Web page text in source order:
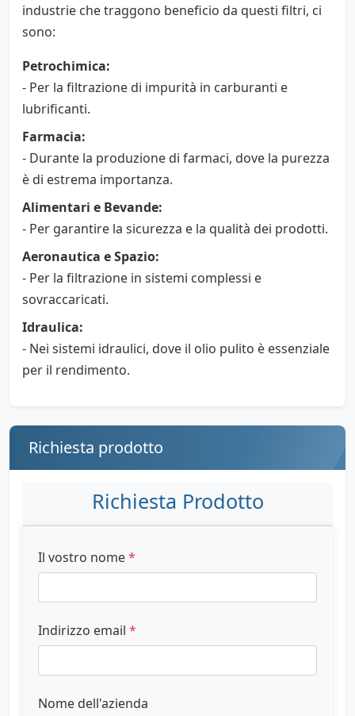
industrie che traggono beneficio da questi filtri, ci
sono:
Petrochimica:
- Per la filtrazione di impurità in carburanti e
lubrificanti.
Farmacia:
- Durante la produzione di farmaci, dove la purezza
è di estrema importanza.
Alimentari e Bevande:
- Per garantire la sicurezza e la qualità dei prodotti.
Aeronautica e Spazio:
- Per la filtrazione in sistemi complessi e
sovraccaricati.
Idraulica:
- Nei sistemi idraulici, dove il olio pulito è essenziale
per il rendimento.
Richiesta prodotto
Richiesta Prodotto
Il vostro nome*
Indirizzo email *
Nome dell'azienda